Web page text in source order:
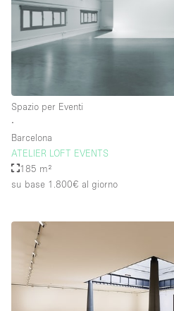
Spazio per Eventi
∙
Barcelona
ATELIER LOFT EVENTS
185 m²
su base 1.800€ al giorno